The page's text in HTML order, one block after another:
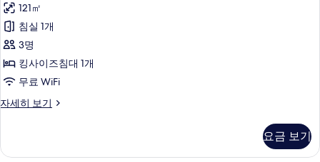
사
진
모
두
보
기
121㎡
침실 1개
3명
킹사이즈침대 1개
무료 WiFi
자세히 보기
스
세
요금 보기